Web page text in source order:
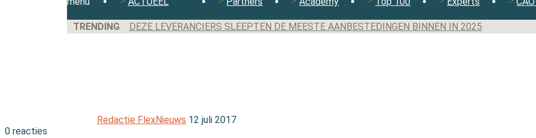
TRENDING DEZE LEVERANCIERS SLEEPTEN DE MEESTE AANBESTEDINGEN BINNEN IN 2025
Redactie FlexNieuws 12 juli 2017
0 reacties